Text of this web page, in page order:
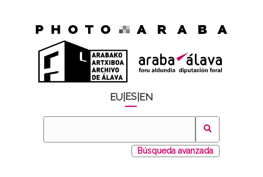
EU ES EN
Búsqueda avanzada